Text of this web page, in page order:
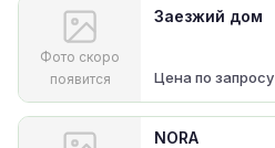
Фото скоро
появится
Заезжий дом
Цена по запросу
NORA